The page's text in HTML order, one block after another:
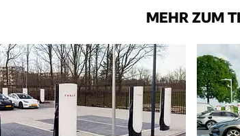
MEHR ZUM